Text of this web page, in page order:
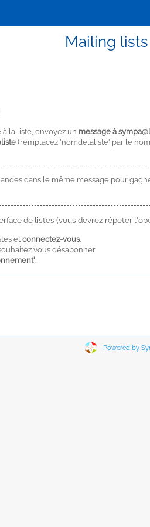
Mailing
la liste, envoyez un message à
(remplacez 'nomdelaliste' par le
dans le même message pour
de listes (vous devrez répéter
et connectez-vous.
vous désabonner.
.
Powered by